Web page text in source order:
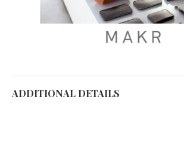
ADDITIONAL DETAILS